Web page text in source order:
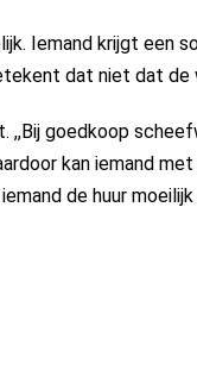
Iemand krijgt een
dat niet dat de
goedkoop
kan iemand
de huur